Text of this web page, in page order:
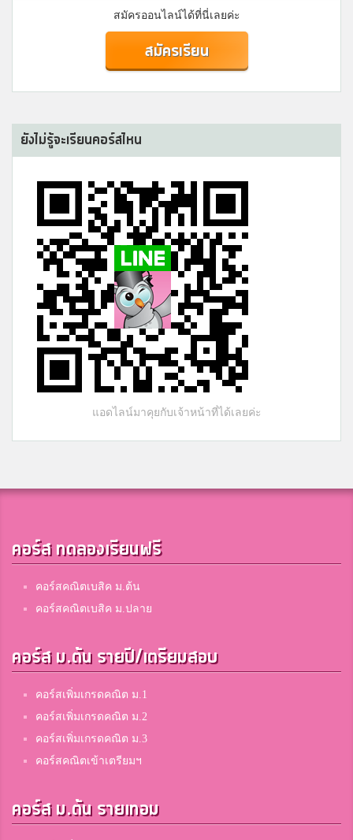
สมัครออนไลน์ได้ที่นี่เลยค่ะ
สมัครเรียน
ยังไม่รู้จะเรียนคอร์สไหน
แอดไลน์มาคุยกับเจ้าหน้าที่ได้เลยค่ะ
คอร์ส ทดลองเรียนฟรี
คอร์สคณิตเบสิค ม.ต้น
คอร์สคณิตเบสิค ม.ปลาย
คอร์ส ม.ต้น รายปี/เตรียมสอบ
คอร์สเพิ่มเกรดคณิต ม.1
คอร์สเพิ่มเกรดคณิต ม.2
คอร์สเพิ่มเกรดคณิต ม.3
คอร์สคณิตเข้าเตรียมฯ
คอร์ส ม.ต้น รายเทอม